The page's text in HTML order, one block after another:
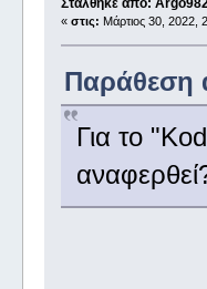
« στις: Μάρτιος 30, 2022,
Παράθεση
Για το